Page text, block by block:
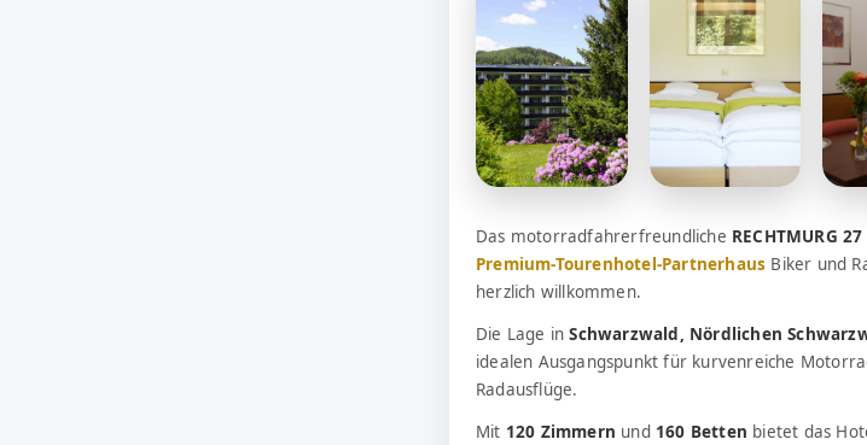
Das motorradfahrerfreundliche RECHTMURG 27
Premium-Tourenhotel-Partnerhaus Biker und
herzlich willkommen.
Die Lage inSchwarzwald, Nördlichen
idealen Ausgangspunkt für kurvenreiche
Radausflüge.
Mit 120 Zimmern und 160 Betten bietet das